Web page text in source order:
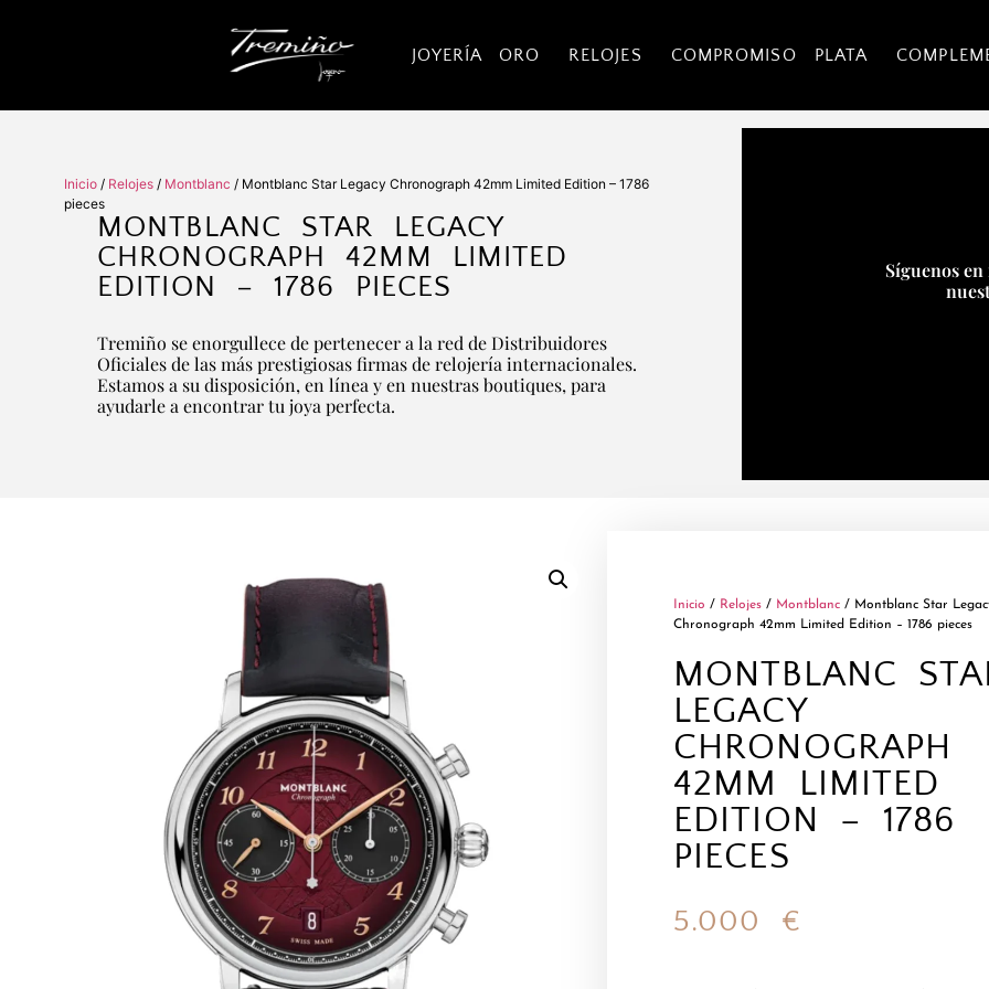
JOYERÍA ORO RELOJES COMPROMISO PLATA
Inicio / Relojes / Montblanc / Montblanc Star Legacy Chronograph 42mm Limited Edition – 1786
pieces
MONTBLANC STAR LEGACY
CHRONOGRAPH 42MM LIMITED
EDITION – 1786 PIECES
Tremiño se enorgullece de pertenecer a la red de Distribuidores
Oficiales de las más prestigiosas firmas de relojería internacionales.
Estamos a su disposición, en línea y en nuestras boutiques, para
ayudarle a encontrar tu joya perfecta.
Síguenos
Inicio / Relojes / Montblanc / Montblanc Star
Chronograph 42mm Limited Edition – 1786 pieces
MONTBLANC
LEGACY
CHRONOGRAPH
42MM LIMITED
EDITION – 1786
PIECES
5.000 €